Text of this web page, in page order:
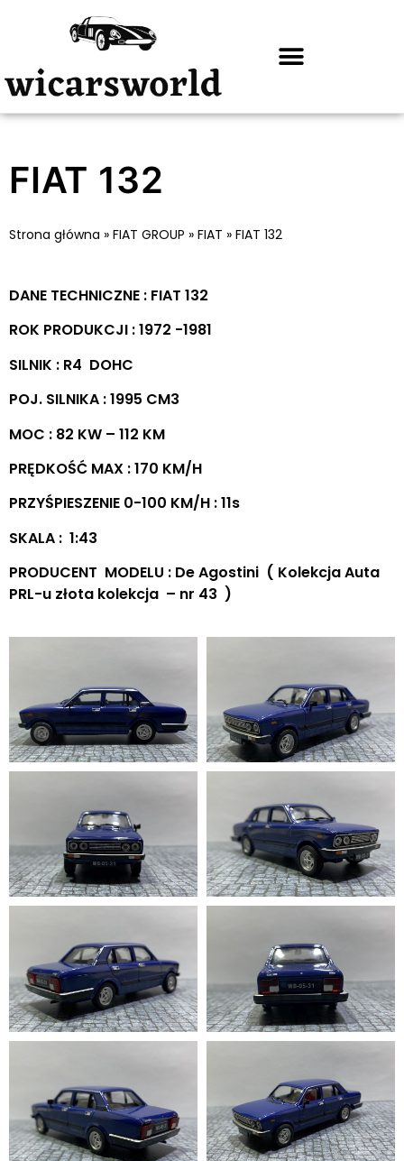
FIAT 132
Strona główna » FIAT GROUP » FIAT » FIAT 132
DANE TECHNICZNE : FIAT 132
ROK PRODUKCJI : 1972 -1981
SILNIK : R4 DOHC
POJ. SILNIKA : 1995 CM3
MOC : 82 KW – 112 KM
PRĘDKOŚĆ MAX : 170 KM/H
PRZYŚPIESZENIE 0-100 KM/H : 11s
SKALA : 1:43
PRODUCENT MODELU : De Agostini ( Kolekcja Auta
PRL-u złota kolekcja – nr 43 )